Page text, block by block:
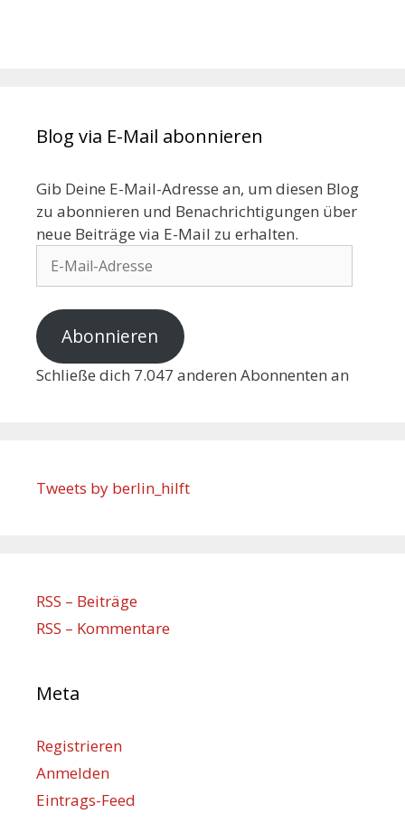
Blog via E-Mail abonnieren
Gib Deine E-Mail-Adresse an, um diesen Blog
zu abonnieren und Benachrichtigungen über
neue Beiträge via E-Mail zu erhalten.
Abonnieren
Schließe dich 7.047 anderen Abonnenten an
Tweets by berlin_hilft
RSS – Beiträge
RSS – Kommentare
Meta
Registrieren
Anmelden
Eintrags-Feed